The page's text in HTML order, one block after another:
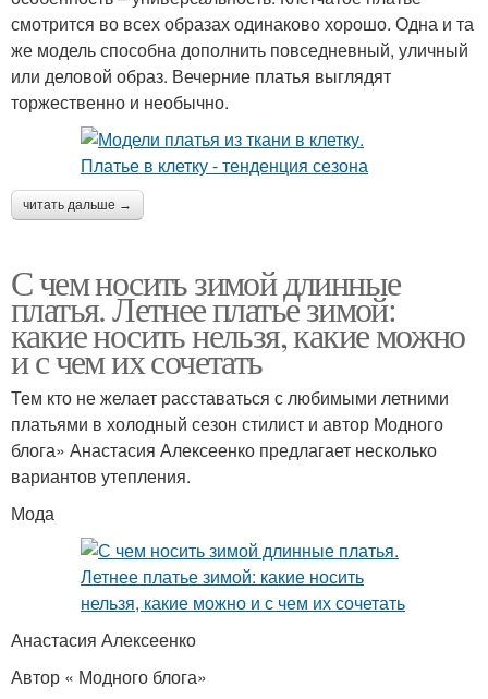
смотрится во всех образах одинаково хорошо. Одна и та
же модель способна дополнить повседневный, уличный
или деловой образ. Вечерние платья выглядят
торжественно и необычно.
читать дальше →
С чем носить зимой длинные
платья. Летнее платье зимой:
какие носить нельзя, какие можно
и с чем их сочетать
Тем кто не желает расставаться с любимыми летними
платьями в холодный сезон стилист и автор Модного
блога» Анастасия Алексеенко предлагает несколько
вариантов утепления.
Мода
Анастасия Алексеенко
Автор « Модного блога»